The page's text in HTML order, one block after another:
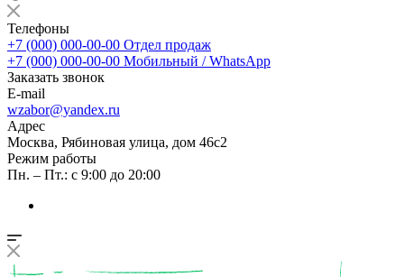
Телефоны
+7 (000) 000-00-00 Отдел продаж
+7 (000) 000-00-00 Мобильный / WhatsApp
Заказать звонок
E-mail
wzabor@yandex.ru
Адрес
Москва, Рябиновая улица, дом 46с2
Режим работы
Пн. – Пт.: с 9:00 до 20:00